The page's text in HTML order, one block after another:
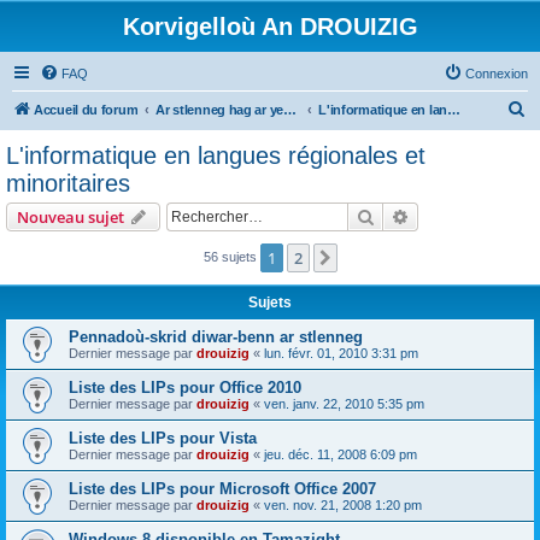
Korvigelloù An DROUIZIG
FAQ Connexion
Accueil du forum Ar stlenneg hag ar yezhoù bihan er bed a-bezh L'informatique en langues régionales et minoritaires
c
r
L'informatique en langues régionales et
minoritaires
Nouveau sujet Rechercher
56 sujets 1 2
Sujets
Pennadoù-skrid diwar-benn ar stlenneg
Dernier message par drouizig « lun. févr. 01, 2010 3:31 pm
Liste des LIPs pour Office 2010
Dernier message par drouizig « ven. janv. 22, 2010 5:35 pm
Liste des LIPs pour Vista
Dernier message par drouizig « jeu. déc. 11, 2008 6:09 pm
Liste des LIPs pour Microsoft Office 2007
Dernier message par drouizig « ven. nov. 21, 2008 1:20 pm